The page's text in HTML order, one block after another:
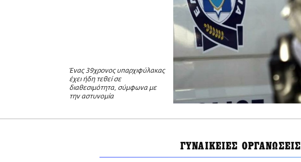
Ένας 39χρονος υπαρχιφύλακας
έχει ήδη τεθεί σε
διαθεσιμότητα, σύμφωνα με
την αστυνομία
ΓΥΝΑΙΚΕΙΕΣ ΟΡΓΑΝΩΣΕΙΣ